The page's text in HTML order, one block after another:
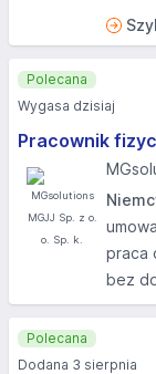
Pracownik
praca
bez
Polecana
Wygasa dzisiaj
Polecana
Dodana 3 sierpnia